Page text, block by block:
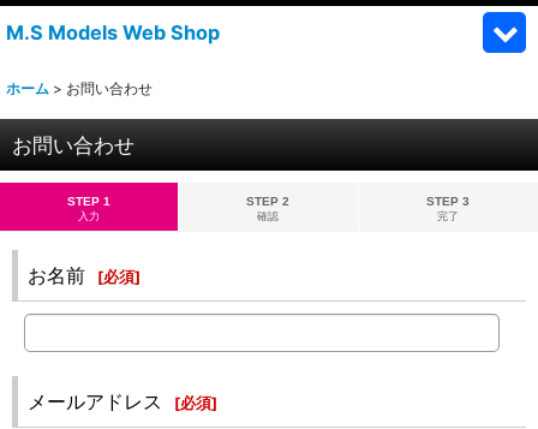
M.S Models Web Shop
ホーム > お問い合わせ
お問い合わせ
STEP 1
入力
STEP 2
確認
STEP 3
完了
お名前 [必須]
メールアドレス [必須]